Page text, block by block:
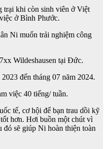
trại khi còn sinh viên ở Việt
ở Bình Phước.
Ni muốn trải nghiệm công
Wildeshausen tại Đức.
đến tháng 07 năm 2024.
việc 40 tiếng/ tuần.
tế, cơ hội để bạn trau dồi kỹ
hơn. Hơi buồn một chút vì
sẽ giúp Ni hoàn thiện toàn